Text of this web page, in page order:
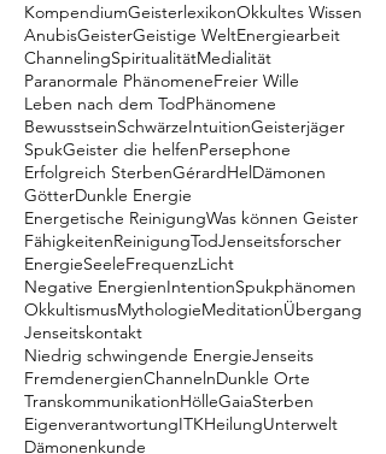
KompendiumGeisterlexikonOkkultes Wissen
AnubisGeisterGeistige WeltEnergiearbeit
ChannelingSpiritualitätMedialität
Paranormale PhänomeneFreier Wille
Leben nach dem TodPhänomene
BewusstseinSchwärzeIntuitionGeisterjäger
SpukGeister die helfenPersephone
Erfolgreich SterbenGérardHelDämonen
GötterDunkle Energie
Energetische ReinigungWas können Geister
FähigkeitenReinigungTodJenseitsforscher
EnergieSeeleFrequenzLicht
Negative EnergienIntentionSpukphänomen
OkkultismusMythologieMeditationÜbergang
Jenseitskontakt
Niedrig schwingende EnergieJenseits
FremdenergienChannelnDunkle Orte
TranskommunikationHölleGaiaSterben
EigenverantwortungITKHeilungUnterwelt
Dämonenkunde